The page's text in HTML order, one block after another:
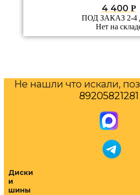
4 400 Р
ПОД ЗАКАЗ 2-
Нет на
Не нашли что искали,
89205821281
Диски
и
шины